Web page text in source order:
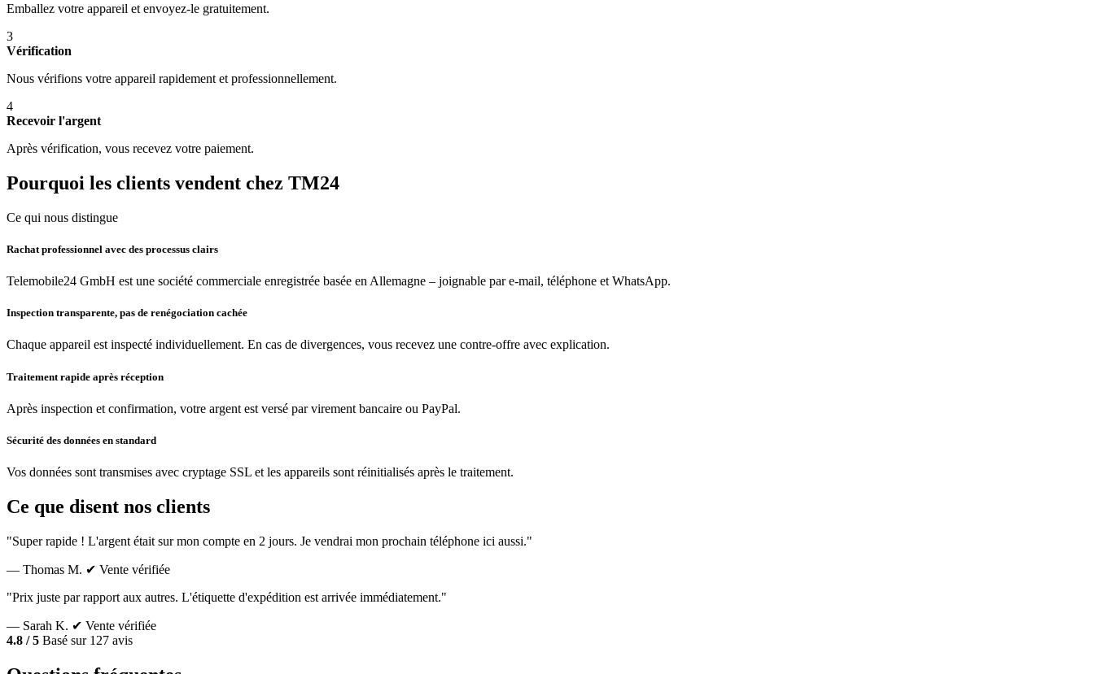
Emballez votre appareil et envoyez-le gratuitement.
3
Vérification
Nous vérifions votre appareil rapidement et professionnellement.
4
Recevoir l'argent
Après vérification, vous recevez votre paiement.
Pourquoi les clients vendent chez TM24
Ce qui nous distingue
Rachat professionnel avec des processus clairs
Telemobile24 GmbH est une société commerciale enregistrée basée en Allemagne – joignable par e-mail, téléphone et WhatsApp.
Inspection transparente, pas de renégociation cachée
Chaque appareil est inspecté individuellement. En cas de divergences, vous recevez une contre-offre avec explication.
Traitement rapide après réception
Après inspection et confirmation, votre argent est versé par virement bancaire ou PayPal.
Sécurité des données en standard
Vos données sont transmises avec cryptage SSL et les appareils sont réinitialisés après le traitement.
Ce que disent nos clients
"Super rapide ! L'argent était sur mon compte en 2 jours. Je vendrai mon prochain téléphone ici aussi."
— Thomas M. ✔ Vente vérifiée
"Prix juste par rapport aux autres. L'étiquette d'expédition est arrivée immédiatement."
— Sarah K. ✔ Vente vérifiée
4.8 / 5 Basé sur 127 avis